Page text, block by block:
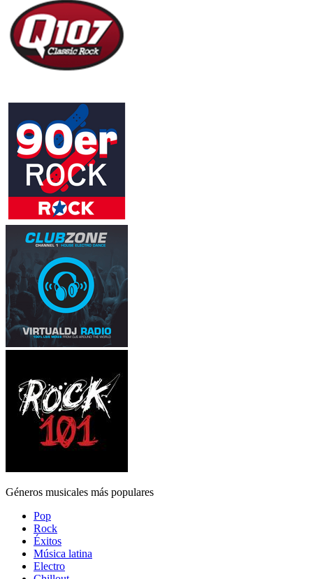
Géneros musicales más populares
Pop
Rock
Éxitos
Música latina
Electro